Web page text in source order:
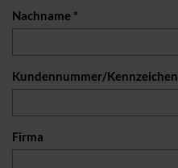
Nachname *
Kundennummer/Kennzeichen
Firma